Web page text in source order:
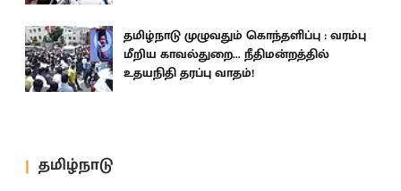
தமிழ்நாடு முழுவதும் கொந்தளிப்பு : வரம்பு
மீறிய காவல்துறை... நீதிமன்றத்தில்
உதயநிதி தரப்பு வாதம்!
தமிழ்நாடு